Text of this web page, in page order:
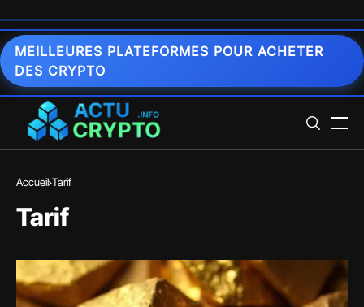
MEILLEURES PLATEFORMES POUR ACHETER
DES CRYPTO
Accueil Tarif
Tarif